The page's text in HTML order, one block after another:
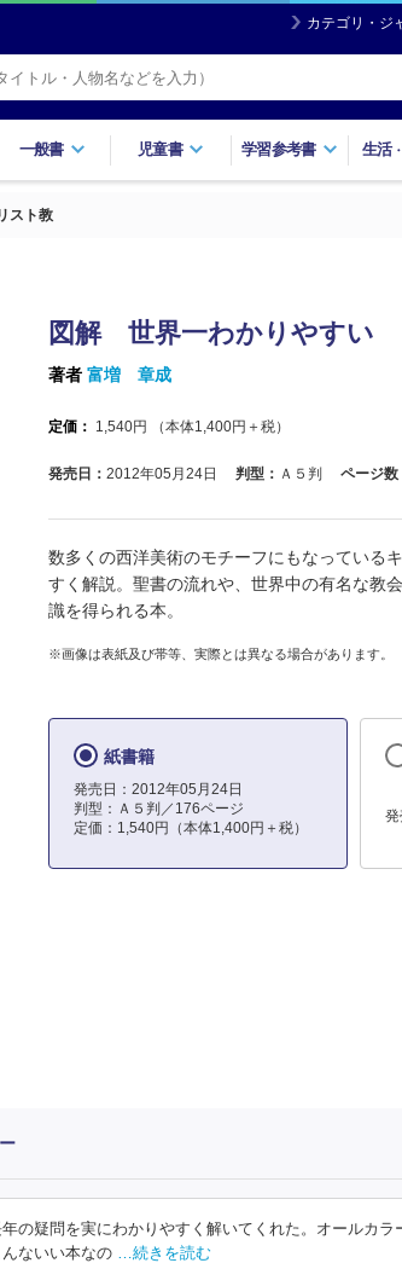
カテゴリ・ジ
一般書 児童書 学習参考書 生活
スト教
図解 世界一わかりやすい
著者 富増 章成
定価： 1,540円 （本体1,400円＋税）
発売日： 2012年05月24日 判型： Ａ５判 ページ数
数多くの西洋美術のモチーフにもなっている
すく解説。聖書の流れや、世界中の有名な教
識を得られる本。
※画像は表紙及び帯等、実際とは異なる場合があります。
紙書籍
発売日：2012年05月24日
判型：Ａ５判／176ページ
定価：1,540円（本体1,400円＋税）
の疑問を実にわかりやすく解いてくれた。オールカ
ないい本なの
…続きを読む